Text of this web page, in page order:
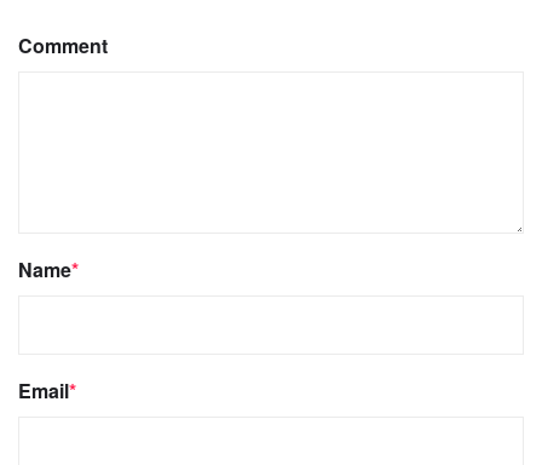
Comment
Name*
Email*